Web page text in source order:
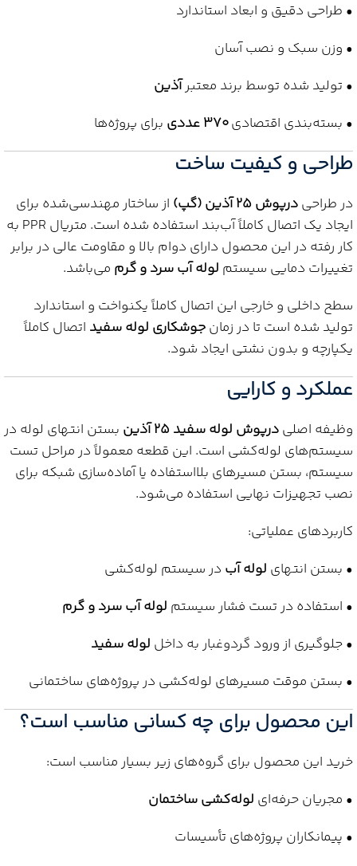
• طراحی دقیق و ابعاد استاندارد
• وزن سبک و نصب آسان
• تولید شده توسط برند معتبرآذین
• بسته‌بندی اقتصادی370 عددی برای پروژه‌ها
طراحی و کیفیت ساخت
در طراحیدرپوش 25 آذین (گپ)
از ساختار مهندسی‌شده برای
ایجاد یک اتصال کاملاً آب‌بند استفاده شده است. متریال PPR به
کار رفته در این محصول دارای دوام بالا و مقاومت عالی در برابر
تغییرات دمایی سیستم لوله آب سرد و گرم می‌باشد.
سطح داخلی و خارجی این اتصال کاملاً یکنواخت و استاندارد
تولید شده است تا در زمانجوشکاری لوله سفید اتصال کاملاً
یکپارچه و بدون نشتی ایجاد شود.
عملکرد و کارایی
وظیفه اصلیدرپوش لوله سفید 25 آذین
بستن انتهای لوله در
سیستم‌های لوله‌کشی است. این قطعه معمولاً در مراحل تست
سیستم، بستن مسیرهای بلااستفاده یا آماده‌سازی شبکه برای
نصب تجهیزات نهایی استفاده می‌شود.
کاربردهای عملیاتی:
• بستن انتهای لوله آب در سیستم لوله‌کشی
• استفاده در تست فشار سیستم لوله آب سرد و گرم
• جلوگیری از ورود گردوغبار به داخل لوله سفید
• بستن موقت مسیرهای لوله‌کشی در پروژه‌های ساختمانی
این محصول برای چه کسانی مناسب است؟
خرید این محصول برای گروه‌های زیر بسیار مناسب است:
• مجریان حرفه‌ای لوله‌کشی ساختمان
• پیمانکاران پروژه‌های تأسیسات